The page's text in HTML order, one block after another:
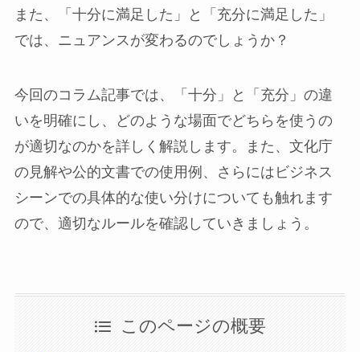
また、「十分に満足した」と「充分に満足した」
では、ニュアンスが変わるのでしょうか？
今回のコラム記事では、「十分」と「充分」の違
いを明確にし、どのような場面でどちらを使うの
が適切なのかを詳しく解説します。また、文化庁
の見解や公的文書での使用例、さらにはビジネス
シーンでの具体的な使い分けについても触れます
ので、適切なルールを確認していきましょう。
このページの概要